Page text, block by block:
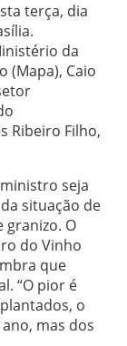
terça, dia
da
(Mapa), Caio
Ribeiro Filho,
seja
situação de
granizo. O
do Vinho
que
“O pior é
o
mas dos